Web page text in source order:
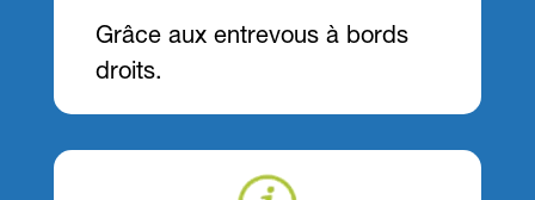
Grâce aux entrevous à bords
droits.